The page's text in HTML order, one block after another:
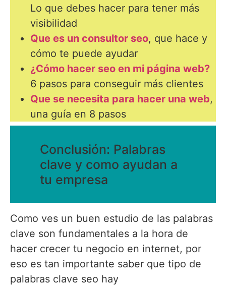
Lo que debes hacer para tener más
visibilidad
Que es un consultor seo, que hace y
cómo te puede ayudar
¿Cómo hacer seo en mi página web?
6 pasos para conseguir más clientes
Que se necesita para hacer una web,
una guía en 8 pasos
Conclusión: Palabras
clave y como ayudan a
tu empresa
Como ves un buen estudio de las palabras
clave son fundamentales a la hora de
hacer crecer tu negocio en internet, por
eso es tan importante saber que tipo de
palabras clave seo hay